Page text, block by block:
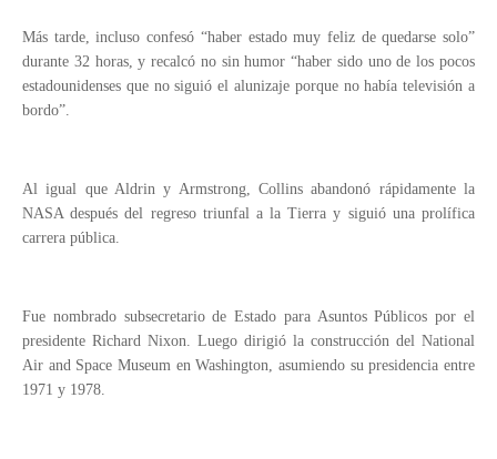
Más tarde, incluso confesó “haber estado muy feliz de quedarse solo”
durante 32 horas, y recalcó no sin humor “haber sido uno de los pocos
estadounidenses que no siguió el alunizaje porque no había televisión a
bordo”.
Al igual que Aldrin y Armstrong, Collins abandonó rápidamente la
NASA después del regreso triunfal a la Tierra y siguió una prolífica
carrera pública.
Fue nombrado subsecretario de Estado para Asuntos Públicos por el
presidente Richard Nixon. Luego dirigió la construcción del National
Air and Space Museum en Washington, asumiendo su presidencia entre
1971 y 1978.